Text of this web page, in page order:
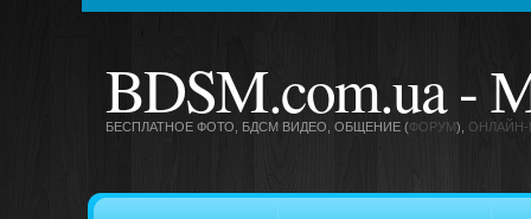
BDSM.com.ua -
БЕСПЛАТНОЕ ФОТО, БДСМ ВИДЕО , ОБЩЕНИЕ (ФОРУМ), ОНЛАЙН-